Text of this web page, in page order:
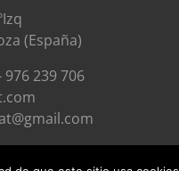
(España)
976 239 706